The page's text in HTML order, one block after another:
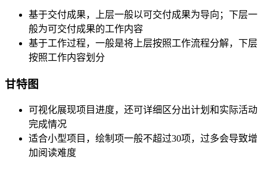
基于交付成果，上层一般以可交付成果为导向；下层一
般为可交付成果的工作内容
基于工作过程，一般是将上层按照工作流程分解，下层
按照工作内容划分
甘特图
可视化展现项目进度，还可详细区分出计划和实际活动
完成情况
适合小型项目，绘制项一般不超过30项，过多会导致增
加阅读难度